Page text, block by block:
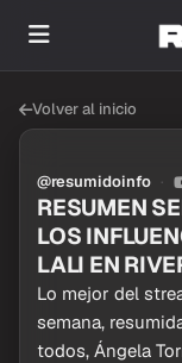
Volver al inicio
@resumidoinfo
RESUMEN
LOS
LALI EN
Lo mejor del
semana,
todos, Ángela